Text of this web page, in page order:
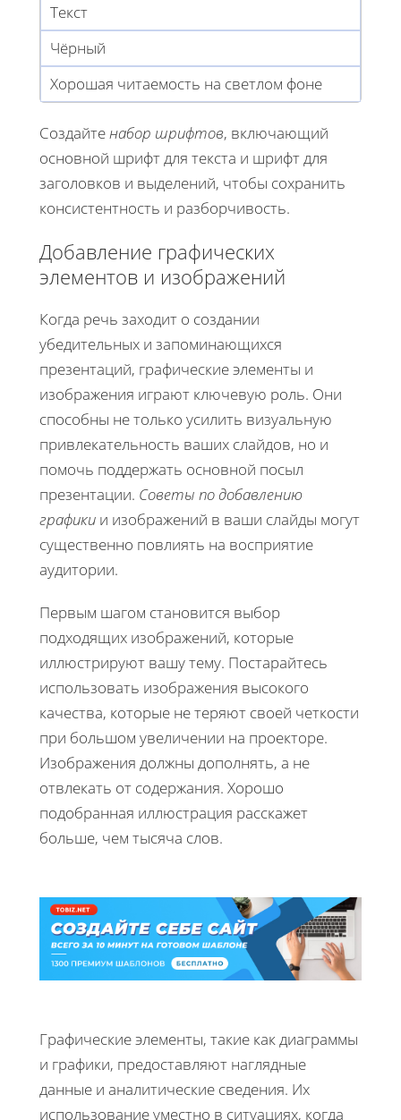
Текст
Чёрный
Хорошая читаемость на светлом фоне
Создайтенабор шрифтов, включающий
основной шрифт для текста и шрифт для
заголовков и выделений, чтобы сохранить
консистентность и разборчивость.
Добавление графических
элементов и изображений
Когда речь заходит о создании
убедительных и запоминающихся
презентаций, графические элементы и
изображения играют ключевую роль. Они
способны не только усилить визуальную
привлекательность ваших слайдов, но и
помочь поддержать основной посыл
презентации. Советы по добавлению
графики и изображений в ваши слайды могут
существенно повлиять на восприятие
аудитории.
Первым шагом становится выбор
подходящих изображений, которые
иллюстрируют вашу тему. Постарайтесь
использовать изображения высокого
качества, которые не теряют своей четкости
при большом увеличении на проекторе.
Изображения должны дополнять, а не
отвлекать от содержания. Хорошо
подобранная иллюстрация расскажет
больше, чем тысяча слов.
Графические элементы, такие как диаграммы
и графики, предоставляют наглядные
данные и аналитические сведения. Их
использование уместно в ситуациях, когда